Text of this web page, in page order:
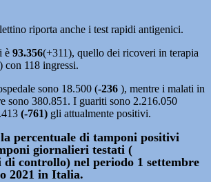
riporta anche i test rapidi antigenici.
è 93.356(+311), quello dei ricoveri in terapia
con 118 ingressi.
sono 18.500 (-236 ), mentre i malati in
sono 380.851. I guariti sono 2.216.050
(-761) gli attualmente positivi.
percentuale di tamponi positivi
giornalieri testati (
controllo) nel periodo 1 settembre
2021 in Italia.